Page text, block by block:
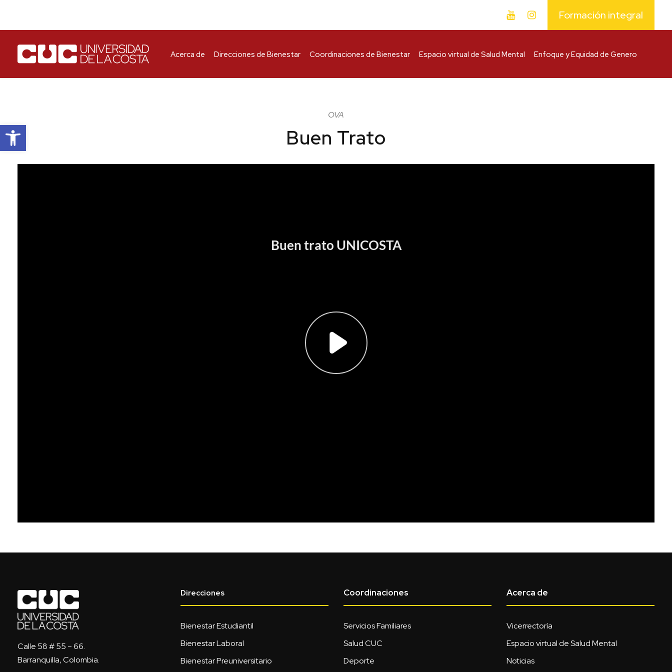
Abrir barra de herramientas
Formación integral
Acerca de Direcciones de Bienestar Coordinaciones de Bienestar Espacio virtual de Salud Mental Enfoque y Equidad de Genero
OVA
Buen Trato
Calle 58 # 55 – 66.
Barranquilla, Colombia.
Direcciones
Bienestar Estudiantil
Bienestar Laboral
Bienestar Preuniversitario
Coordinaciones
Servicios Familiares
Salud CUC
Deporte
Acerca de
Vicerrectoría
Espacio virtual de Salud Mental
Noticias